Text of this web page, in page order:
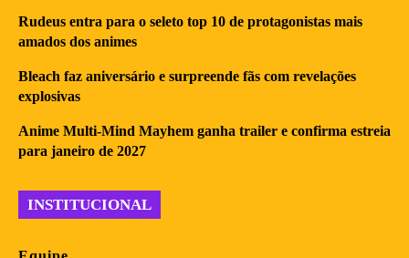
Rudeus entra para o seleto top 10 de protagonistas mais
amados dos animes
Bleach faz aniversário e surpreende fãs com revelações
explosivas
Anime Multi-Mind Mayhem ganha trailer e confirma estreia
para janeiro de 2027
INSTITUCIONAL